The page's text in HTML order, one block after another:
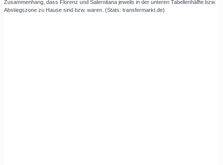
Zusammenhang, dass Florenz und Salernitana jeweils in der unteren Tabellenhälfte bzw.
Abstiegszone zu Hause sind bzw. waren. (Stats: transfermarkt.de)